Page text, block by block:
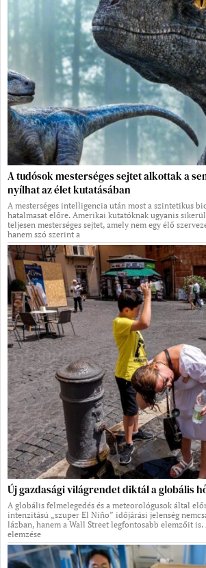
A tudósok mesterséges sejtet alkottak a
nyílhat az élet kutatásában
A mesterséges intelligencia után most a szintetikus
hatalmasat előre. Amerikai kutatóknak ugyanis
teljesen mesterséges sejtet, amely nem egy élő
hanem szó szerint a
Új gazdasági világrendet diktál a globális
A globális felmelegedés és a meteorológusok által
intenzitású „szuper El Niño” időjárási jelenség
lázban, hanem a Wall Street legfontosabb elemzőit is.
elemzése